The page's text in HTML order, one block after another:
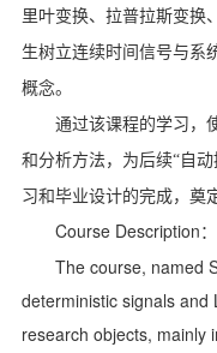
里叶变换、拉普拉斯变换、
生树立连续时间信号与系
概念。
通过该课程的学习，
和分析方法，为后续“自
习和毕业设计的完成，奠
Course Description ：
The course, named
deterministic signals
research objects, mainly